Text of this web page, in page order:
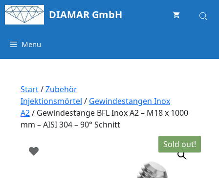
Springe
zum
DIAMAR GmbH
Menu
Start/Zubehör
Injektionsmörtel / Gewindestangen Inox
A2/ Gewindestange BFL Inox A2 – M18 x 1000
mm – AISI 304 – 90° Schnitt
Sold out!